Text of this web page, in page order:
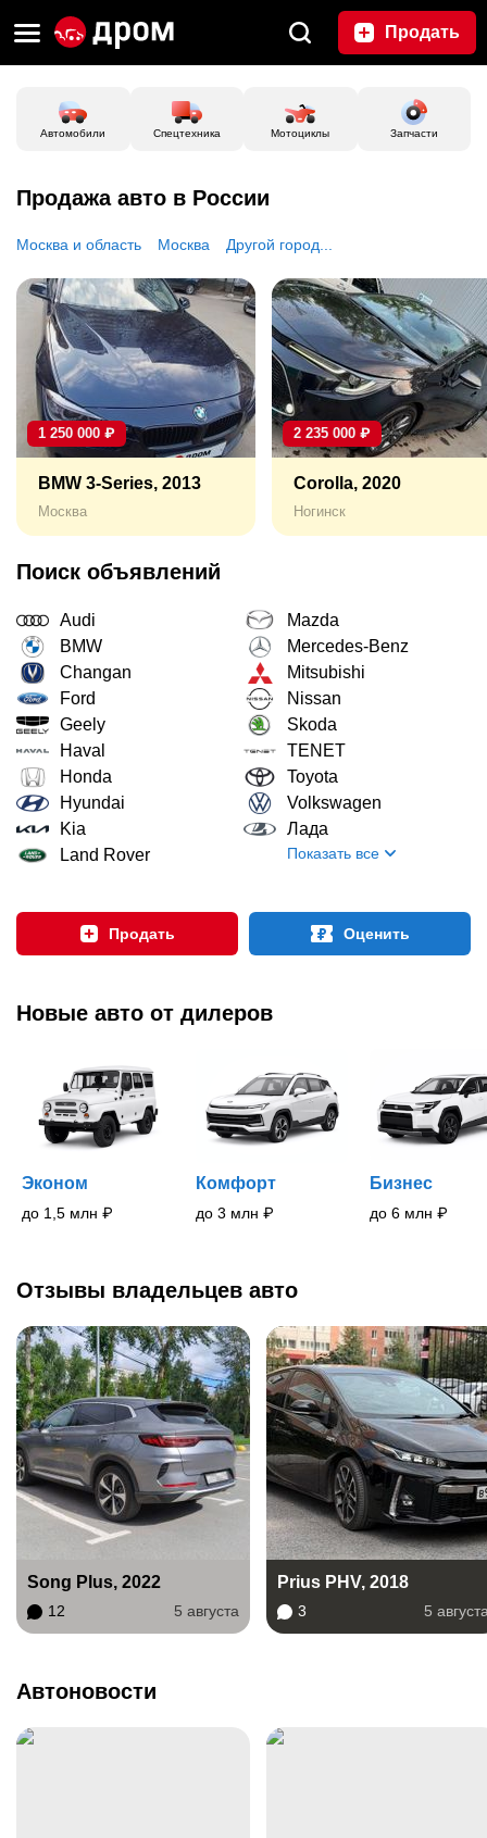
Продать
Автомобили Спецтехника Мотоциклы Запчасти
Продажа авто в России
Москва и область Москва Другой город...
1 250 000 ₽
BMW 3-Series, 2013
Москва
2 235 000 ₽
Corolla, 2020
Ногинск
Поиск объявлений
Audi
BMW
Changan
Ford
Geely
Haval
Honda
Hyundai
Kia
Land Rover
Mazda
Mercedes-Benz
Mitsubishi
Nissan
Skoda
TENET
Toyota
Volkswagen
Лада
Показать все
Продать Оценить
Новые авто от дилеров
Эконом
до 1,5 млн ₽
Комфорт
до 3 млн ₽
Бизнес
до 6 млн ₽
Отзывы владельцев авто
Song Plus, 2022
12 5 августа
Prius PHV, 2018
3 5
Автоновости